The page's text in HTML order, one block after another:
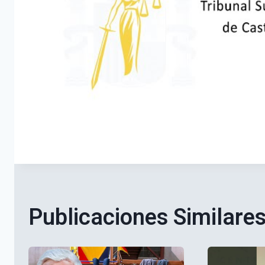
Publicaciones